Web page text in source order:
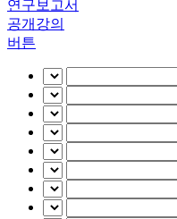
연구보고서
공개강의
버튼